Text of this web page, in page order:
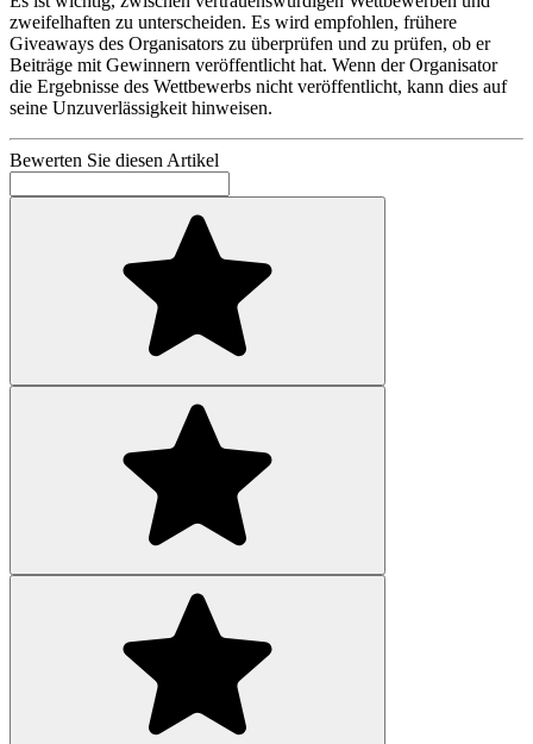
zweifelhaften zu unterscheiden. Es wird empfohlen, frühere
Giveaways des Organisators zu überprüfen und zu prüfen, ob er
Beiträge mit Gewinnern veröffentlicht hat. Wenn der Organisator
die Ergebnisse des Wettbewerbs nicht veröffentlicht, kann dies auf
seine Unzuverlässigkeit hinweisen.
Bewerten Sie diesen Artikel